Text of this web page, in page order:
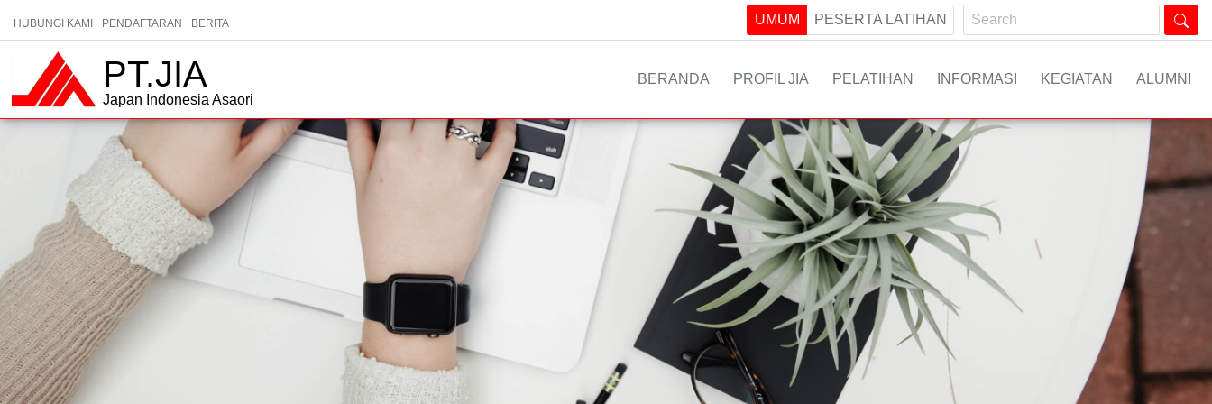
HUBUNGI KAMI PENDAFTARAN BERITA UMUM PESERTA LATIHAN
PT.JIA
Japan Indonesia Asaori
BERANDA PROFIL JIA PELATIHAN INFORMASI KEGIATAN ALUMNI